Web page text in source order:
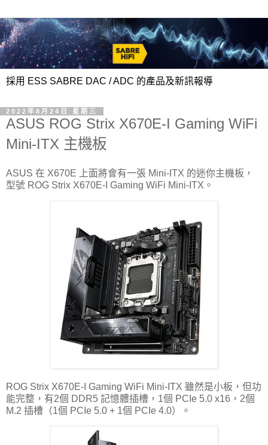
採用 ESS SABRE DAC / ADC 的產品及新訊報導
2022年8月24日 星期三
ASUS ROG Strix X670E-I Gaming WiFi
Mini-ITX 主機板
ASUS 在 X670E 上面將會有一張 Mini-ITX 的迷你主機板，
型號 ROG Strix X670E-I Gaming WiFi Mini-ITX。
ROG Strix X670E-I Gaming WiFi Mini-ITX 雖然是小板，但功
能完整，有2個 DDR5 記憶體插槽，1個 PCIe 5.0 x16，2個
M.2 插槽（1個 PCIe 5.0 + 1個 PCIe 4.0）。